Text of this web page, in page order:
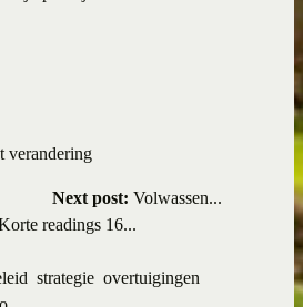
verandering
Next post: Volwassen...
readings 16...
strategie overtuigingen